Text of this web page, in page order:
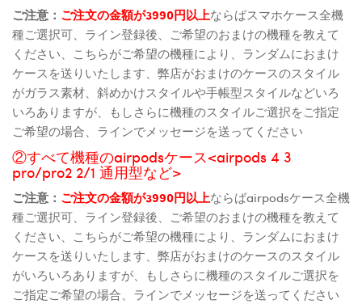
ご注意： ご注文の金額が3990円以上ならばスマホケース全機
種ご選択可、ライン登録後、ご希望のおまけの機種を教えて
ください、こちらがご希望の機種により、ランダムにおまけ
ケースを送りいたします、弊店がおまけのケースのスタイル
がガラス素材、斜めかけスタイルや手帳型スタイルなどいろ
いろありますが、もしさらに機種のスタイルご選択をご指定
ご希望の場合、ラインでメッセージを送ってください
②すべて機種のairpodsケース<airpods 4 3
pro/pro2 2/1 通用型など>
ご注意： ご注文の金額が3990円以上ならばairpodsケース全機
種ご選択可、ライン登録後、ご希望のおまけの機種を教えて
ください、こちらがご希望の機種により、ランダムにおまけ
ケースを送りいたします、弊店がおまけのケースのスタイル
がいろいろありますが、もしさらに機種のスタイルご選択を
ご指定ご希望の場合、ラインでメッセージを送ってください